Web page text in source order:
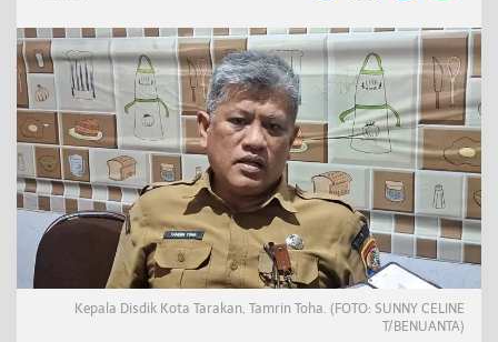
a
p
a
n
B
a
h
a
s
a
P
r
a
n
Kepala Disdik Kota Tarakan, Tamrin Toha. (FOTO: SUNNY CELINE
T/BENUANTA)